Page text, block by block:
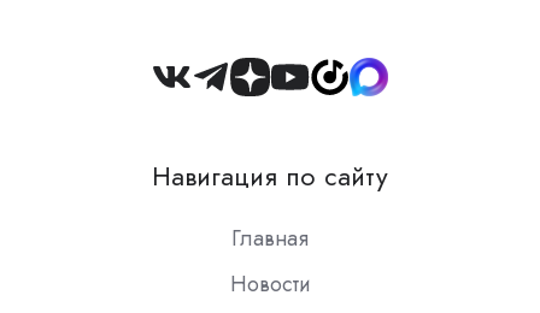
Join
Slack
Навигация по сайту
Главная
Новости